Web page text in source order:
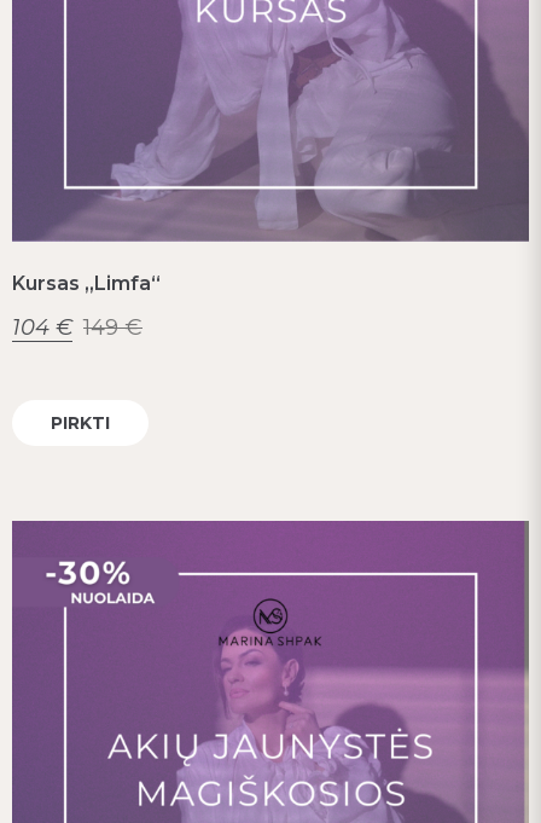
Kursas „Limfa“
104 € 149€
PIRKTI